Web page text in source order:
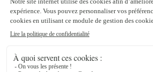
Sébastien Rota